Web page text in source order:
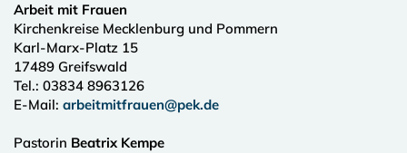
Arbeit mit Frauen
Kirchenkreise Mecklenburg und Pommern
Karl-Marx-Platz 15
17489 Greifswald
Tel.: 03834 8963126
E-Mail: arbeitmitfrauen@pek.de
Pastorin Beatrix Kempe